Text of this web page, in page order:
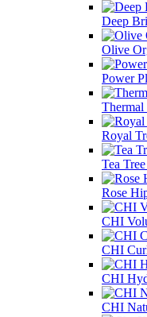
Deep
Olive
Power
Royal
Tea
Rose
CHI
CHI
CHI
CHI